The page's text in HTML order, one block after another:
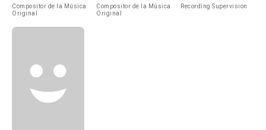
Compositor de la Música
Original
Compositor de la Música
Original
Recording Supervision